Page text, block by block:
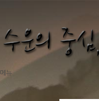
메뉴